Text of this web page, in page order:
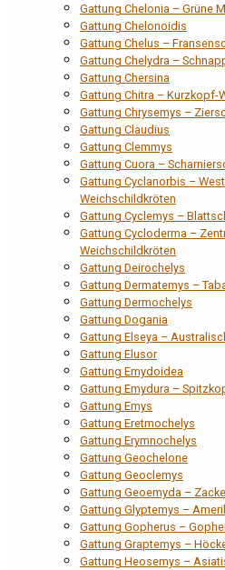
Gattung Chelonia – Grüne
Gattung Chelonoidis
Gattung Chelus –
Gattung Chelydra –
Gattung Chersina
Gattung Chitra – Kurzkopf-
Gattung Chrysemys –
Gattung Claudius
Gattung Clemmys
Gattung Cuora –
Gattung Cyclanorbis –
Weichschildkröten
Gattung Cyclemys –
Gattung Cycloderma –
Weichschildkröten
Gattung Deirochelys
Gattung Dermatemys –
Gattung Dermochelys
Gattung Dogania
Gattung Elseya –
Gattung Elusor
Gattung Emydoidea
Gattung Emydura –
Gattung Emys
Gattung Eretmochelys
Gattung Erymnochelys
Gattung Geochelone
Gattung Geoclemys
Gattung Geoemyda –
Gattung Glyptemys –
Gattung Gopherus –
Gattung Graptemys –
Gattung Heosemys –